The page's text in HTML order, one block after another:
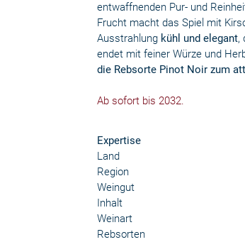
entwaffnenden Pur- und
Frucht macht das Spiel mit
Ausstrahlung kühl und elegant,
endet mit feiner Würze und
die Rebsorte Pinot Noir zum
Ab sofort bis 2032.
Expertise
Land
Region
Weingut
Inhalt
Weinart
Rebsorten